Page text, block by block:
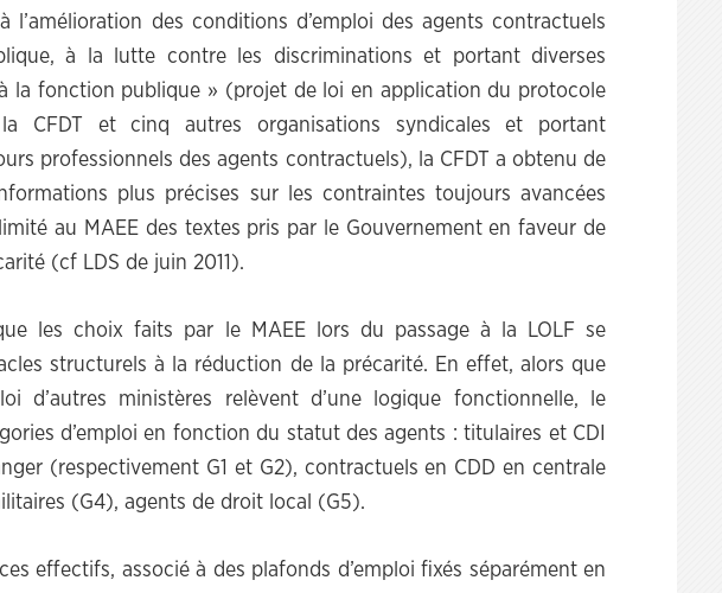
l’amélioration des conditions d’emploi des agents contractuels
à la lutte contre les discriminations et portant diverses
la fonction publique » (projet de loi en application du protocole
CFDT et cinq autres organisations syndicales et portant
professionnels des agents contractuels), la CFDT a obtenu de
plus précises sur les contraintes toujours avancées
au MAEE des textes pris par le Gouvernement en faveur de
(cf LDS de juin 2011).
les choix faits par le MAEE lors du passage à la LOLF se
structurels à la réduction de la précarité. En effet, alors que
d’autres ministères relèvent d’une logique fonctionnelle, le
d’emploi en fonction du statut des agents : titulaires et CDI
(respectivement G1 et G2), contractuels en CDD en centrale
(G4), agents de droit local (G5).
effectifs, associé à des plafonds d’emploi fixés séparément en